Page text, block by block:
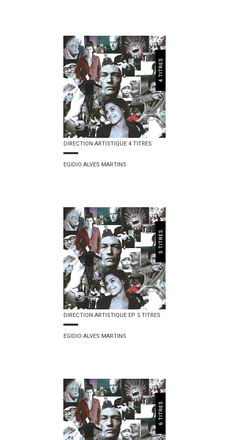
DIRECTION ARTISTIQUE 4 TITRES
EGIDIO ALVES MARTINS
DIRECTION ARTISTIQUE EP 5 TITRES
EGIDIO ALVES MARTINS